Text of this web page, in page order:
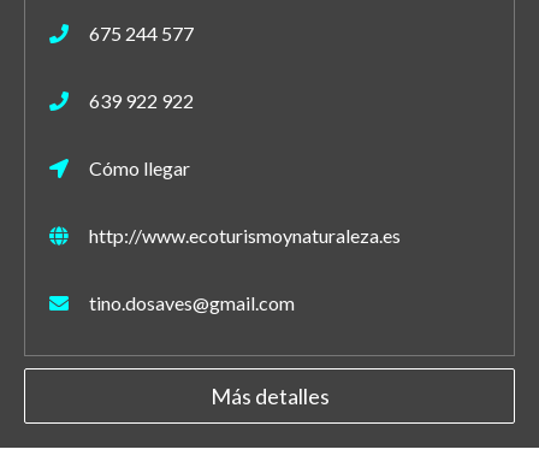
675 244 577
639 922 922
Cómo llegar
http://www.ecoturismoynaturaleza.es
tino.dosaves@gmail.com
Más detalles